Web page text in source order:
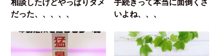
相談したけどやっぱりダメ
だった、、、、、
手続きって本当に面倒くさ
いよね、、、